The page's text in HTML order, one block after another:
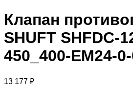
Клапан
SHUFT SHFDC-
450_400-EM24-
13 177 ₽